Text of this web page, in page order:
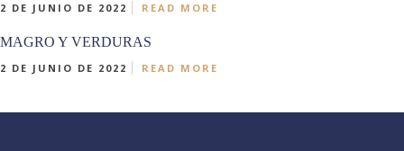
2 DE JUNIO DE 2022 READ MORE
MAGRO Y VERDURAS
2 DE JUNIO DE 2022 READ MORE